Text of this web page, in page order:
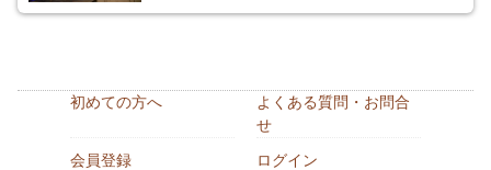
初めての方へ
よくある質問・お問合
せ
会員登録
ログイン